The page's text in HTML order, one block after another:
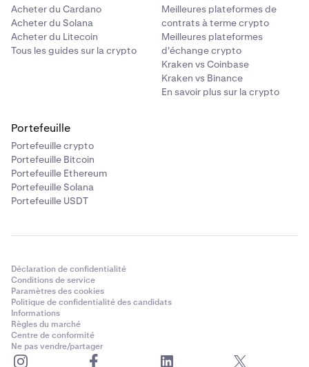
Acheter du Cardano
Acheter du Solana
Acheter du Litecoin
Tous les guides sur la crypto
Meilleures plateformes de
contrats à terme crypto
Meilleures plateformes
d'échange crypto
Kraken vs Coinbase
Kraken vs Binance
En savoir plus sur la crypto
Portefeuille
Portefeuille crypto
Portefeuille Bitcoin
Portefeuille Ethereum
Portefeuille Solana
Portefeuille USDT
Déclaration de confidentialité
Conditions de service
Paramètres des cookies
Politique de confidentialité des candidats
Informations
Règles du marché
Centre de conformité
Ne pas vendre/partager